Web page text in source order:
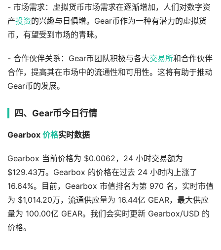
- 市场需求：虚拟货币市场需求在逐渐增加，人们对数字资
产投资的兴趣与日俱增。Gear币作为一种有潜力的虚拟货
币，有望受到市场的青睐。
- 合作伙伴关系：Gear币团队积极与各大交易所和合作伙伴
合作，提高其在市场中的流通性和可用性。这将有助于推动
Gear币的发展。
四、Gear币今日行情
Gearbox 价格实时数据
Gearbox 当前价格为 $0.0062，24 小时交易额为
$129.43万。Gearbox 的价格在过去 24 小时内上涨了
16.64%。目前，Gearbox 市值排名为第 970 名，实时市值
为 $1,014.20万，流通供应量为 16.44亿 GEAR，最大供应
量为 100.00亿 GEAR。我们会实时更新 Gearbox/USD 的
价格。